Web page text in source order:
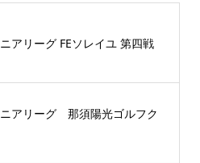
アリーグ FEソレイユ 第四戦
ニアリーグ 那須陽光ゴルフク